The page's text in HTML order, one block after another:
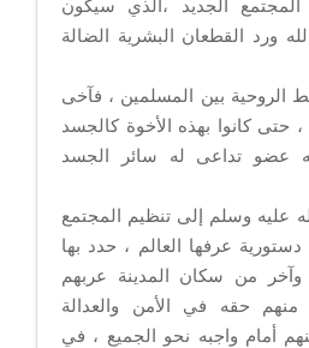
الجديد ،الذي سيكون
ورد القطعان البشرية الضالة
الروحية بين المسلمين ، فآخى
حتى كانوا بهذه الأخوة كالجسد
عضو تداعى له سائر الجسد
عليه وسلم إلى تنظيم المجتمع
عرفها العالم ، حدد بها
وآخر من سكان المدينة عربهم
حقه في الأمن والعدالة
أمام واجبه نحو الجميع ، في